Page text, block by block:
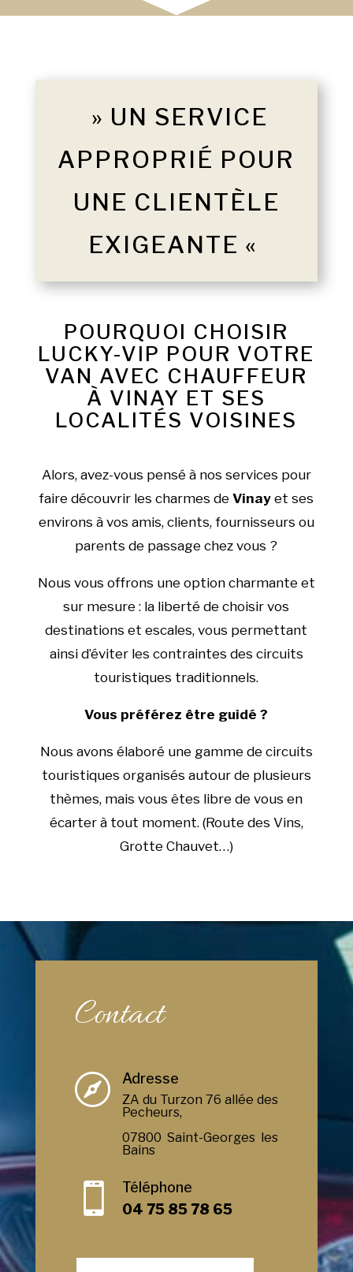
» UN SERVICE
APPROPRIÉ POUR
UNE CLIENTÈLE
EXIGEANTE «
POURQUOI CHOISIR
LUCKY-VIP POUR VOTRE
VAN AVEC CHAUFFEUR
À VINAY ET SES
LOCALITÉS VOISINES
Alors, avez-vous pensé à nos services pour
faire découvrir les charmes deVinay et ses
environs à vos amis, clients, fournisseurs ou
parents de passage chez vous ?
Nous vous offrons une option charmante et
sur mesure : la liberté de choisir vos
destinations et escales, vous permettant
ainsi d’éviter les contraintes des circuits
touristiques traditionnels.
Vous préférez être guidé ?
Nous avons élaboré une gamme de circuits
touristiques organisés autour de plusieurs
thèmes, mais vous êtes libre de vous en
écarter à tout moment. (Route des Vins,
Grotte Chauvet…)
Contact
 Adresse
ZA du Turzon 76 allée des
Pecheurs,
07800 Saint-Georges les
Bains

Téléphone
04 75 85 78 65